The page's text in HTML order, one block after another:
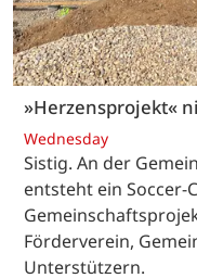
»Herzensprojekt«
Wednesday
Sistig. An der
entsteht ein Soccer-
Förderverein,
Unterstützern.